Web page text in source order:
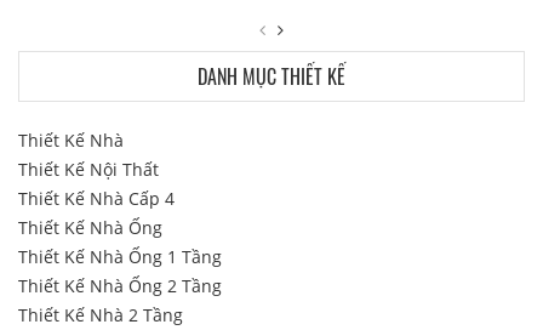
DANH MỤC THIẾT KẾ
Thiết Kế Nhà
Thiết Kế Nội Thất
Thiết Kế Nhà Cấp 4
Thiết Kế Nhà Ống
Thiết Kế Nhà Ống 1 Tầng
Thiết Kế Nhà Ống 2 Tầng
Thiết Kế Nhà 2 Tầng